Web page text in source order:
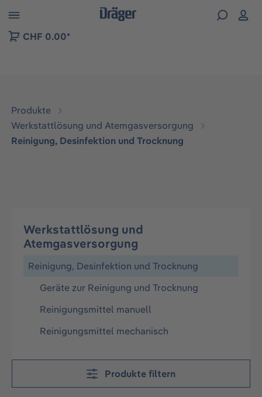
der B2B-Plattform springen
CHF 0.00*
Produkte
Werkstattlösung und Atemgasversorgung
Reinigung, Desinfektion und Trocknung
Werkstattlösung und
Atemgasversorgung
Reinigung, Desinfektion und Trocknung
Geräte zur Reinigung und Trocknung
Reinigungsmittel manuell
Reinigungsmittel mechanisch
Produkte filtern